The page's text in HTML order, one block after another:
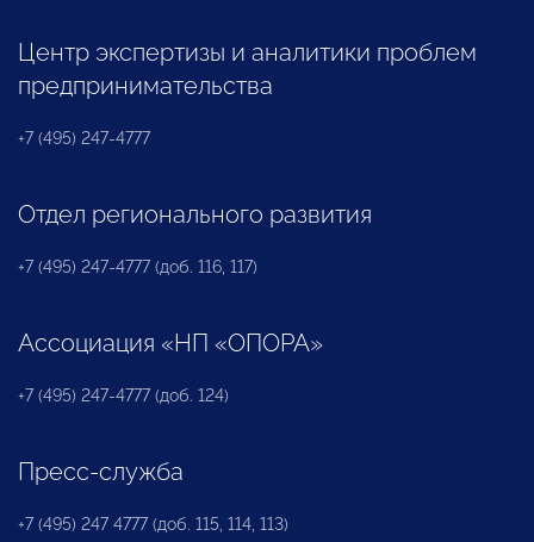
Центр экспертизы и аналитики проблем
предпринимательства
+7 (495) 247-4777
Отдел регионального развития
+7 (495) 247-4777 (доб. 116, 117)
Ассоциация «НП «ОПОРА»
+7 (495) 247-4777 (доб. 124)
Пресс-служба
+7 (495) 247 4777 (доб. 115, 114, 113)